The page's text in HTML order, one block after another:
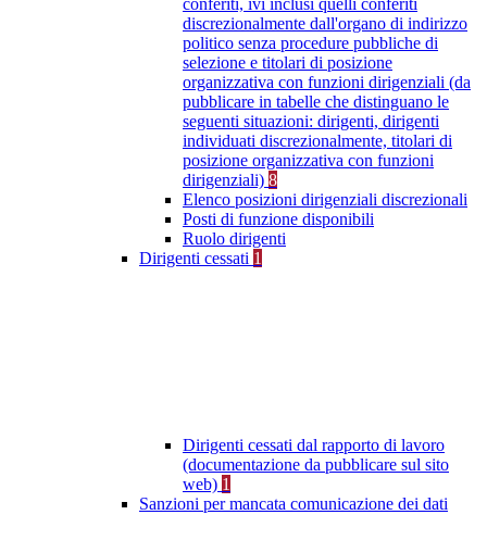
conferiti, ivi inclusi quelli conferiti
discrezionalmente dall'organo di indirizzo
politico senza procedure pubbliche di
selezione e titolari di posizione
organizzativa con funzioni dirigenziali (da
pubblicare in tabelle che distinguano le
seguenti situazioni: dirigenti, dirigenti
individuati discrezionalmente, titolari di
posizione organizzativa con funzioni
dirigenziali) 8
Elenco posizioni dirigenziali discrezionali
Posti di funzione disponibili
Ruolo dirigenti
Dirigenti cessati 1
Dirigenti cessati dal rapporto di lavoro
(documentazione da pubblicare sul sito
web) 1
Sanzioni per mancata comunicazione dei dati